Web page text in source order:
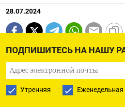
ПОДПИШИТЕСЬ НА НАШУ
Утренняя Еженедельная
28.07.2024
Следственный комитет
23-летнего Тимура
который избил начальника
общественного порядка